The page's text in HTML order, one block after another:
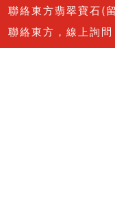
聯絡東方翡翠寶石(
聯絡東方，線上詢問